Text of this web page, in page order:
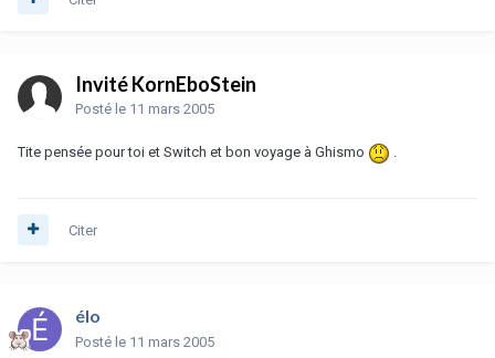
Invité KornEboStein
Posté le 11 mars 2005
Tite pensée pour toi et Switch et bon voyage à Ghismo
Citer
élo
Posté le 11 mars 2005